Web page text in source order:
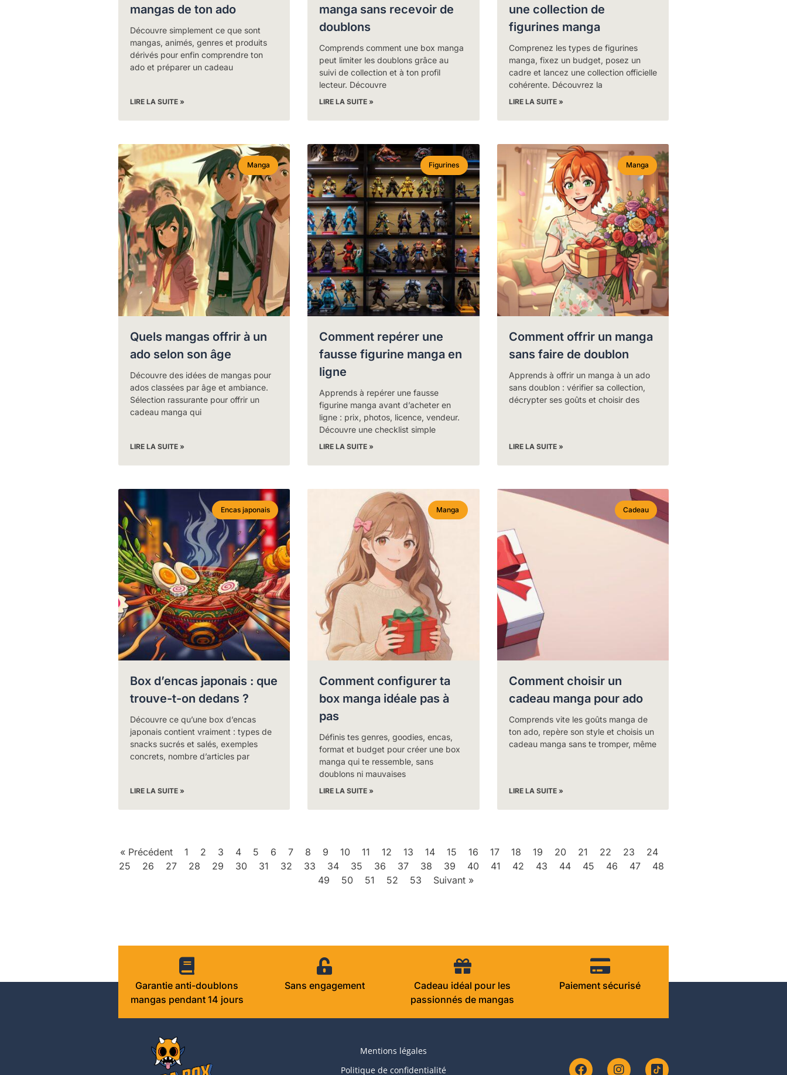
mangas de ton ado
Découvre simplement ce que sont
mangas, animés, genres et produits
dérivés pour enfin comprendre ton
ado et préparer un cadeau
LIRE LA SUITE »
manga sans recevoir de
doublons
Comprends comment une box manga
peut limiter les doublons grâce au
suivi de collection et à ton profil
lecteur. Découvre
LIRE LA SUITE »
une collection de
figurines manga
Comprenez les types de figurines
manga, fixez un budget, posez un
cadre et lancez une collection officielle
cohérente. Découvrez la
LIRE LA SUITE »
Manga
Quels mangas offrir à un
ado selon son âge
Découvre des idées de mangas pour
ados classées par âge et ambiance.
Sélection rassurante pour offrir un
cadeau manga qui
LIRE LA SUITE »
Figurines
Comment repérer une
fausse figurine manga en
ligne
Apprends à repérer une fausse
figurine manga avant d’acheter en
ligne : prix, photos, licence, vendeur.
Découvre une checklist simple
LIRE LA SUITE »
Manga
Comment offrir un manga
sans faire de doublon
Apprends à offrir un manga à un ado
sans doublon : vérifier sa collection,
décrypter ses goûts et choisir des
LIRE LA SUITE »
Encas japonais
Box d’encas japonais : que
trouve-t-on dedans ?
Découvre ce qu’une box d’encas
japonais contient vraiment : types de
snacks sucrés et salés, exemples
concrets, nombre d’articles par
LIRE LA SUITE »
Manga
Comment configurer ta
box manga idéale pas à
pas
Définis tes genres, goodies, encas,
format et budget pour créer une box
manga qui te ressemble, sans
doublons ni mauvaises
LIRE LA SUITE »
Cadeau
Comment choisir un
cadeau manga pour ado
Comprends vite les goûts manga de
ton ado, repère son style et choisis un
cadeau manga sans te tromper, même
LIRE LA SUITE »
« Précédent 1 2 3 4 5 6 7 8 9 10 11 12 13 14 15 16 17 18 19 20 21 22 23
24
25
26 27 28 29 30 31 32 33 34 35 36 37 38 39 40 41 42 43 44 45 46 47
48
49
50 51 52 53 Suivant »
Garantie anti-doublons
mangas pendant 14 jours
Sans engagement
Cadeau idéal pour les
passionnés de mangas
Paiement sécurisé
Mentions légales
Politique de confidentialité